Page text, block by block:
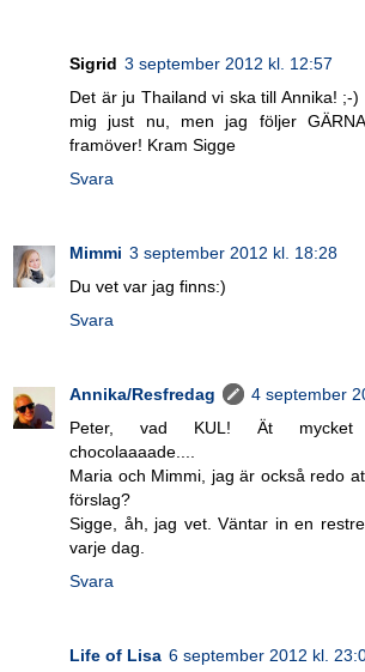
Sigrid 3 september 2012 kl. 12:57
Det är ju Thailand vi ska till Annika! ;-
mig just nu, men jag följer
framöver! Kram Sigge
Svara
Mimmi 3 september 2012 kl. 18:28
Du vet var jag finns:)
Svara
Annika/Resfredag
4 september
Peter, vad KUL! Ät mycket
chocolaaaade....
Maria och Mimmi, jag är också redo
förslag?
Sigge, åh, jag vet. Väntar in en
varje dag.
Svara
Life of Lisa 6 september 2012 kl.